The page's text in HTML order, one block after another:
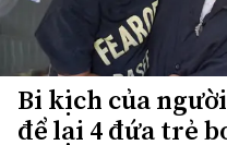
Bi kịch của
để lại 4 đứa trẻ